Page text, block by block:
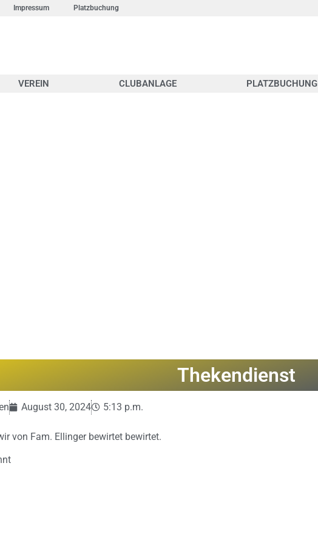
Impressum Platzbuchung
VEREIN CLUBANLAGE PLATZBUCHUNG
Thekendienst
August 30, 2024 5:13 p.m.
von Fam. Ellinger bewirtet bewirtet.